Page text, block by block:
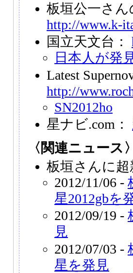
板垣公一さん
http://www.k-
国立天文台：
日本人が発
Latest
http://
SN2012ho
星ナビ.com：
〈関連ニュース〉
板垣さんに超
2012/11/06 -
星2012gbを
2012/09/19 -
見
2012/07/03 -
星を発見